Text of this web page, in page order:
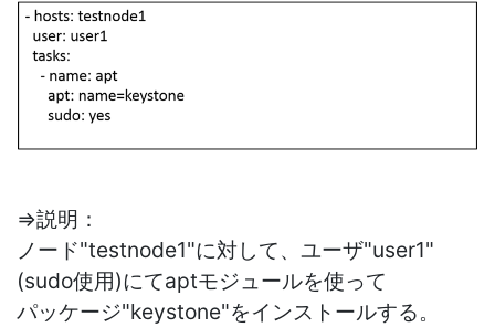
⇒説明：
ノード"testnode1"に対して、ユーザ"user1"
(sudo使用)にてaptモジュールを使って
パッケージ"keystone"をインストールする。